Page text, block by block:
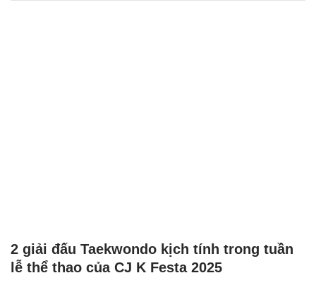
2 giải đấu Taekwondo kịch tính trong tuần
lễ thể thao của CJ K Festa 2025